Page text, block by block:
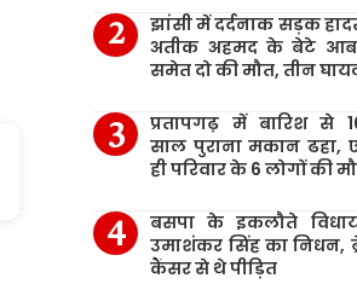
झांसी में दर्दनाक सड़क
अतीक अहमद के बेटे
समेत दो की मौत, तीन
प्रतापगढ़ में बारिश से
साल पुराना मकान ढहा,
ही परिवार के 6 लोगों की
बसपा के इकलौते
उमाशंकर सिंह का निधन,
कैंसर से थे पीड़ित